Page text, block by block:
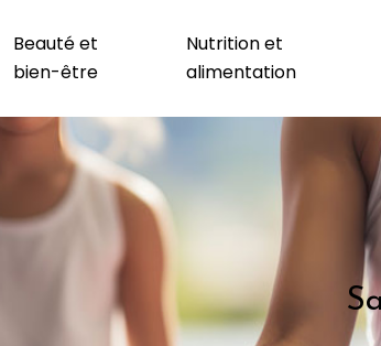
Beauté et
bien-être
Nutrition et
alimentation